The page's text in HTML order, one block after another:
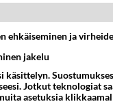
ehkäiseminen ja
jakelu
käsittelyn.
Jotkut teknologiat
asetuksia